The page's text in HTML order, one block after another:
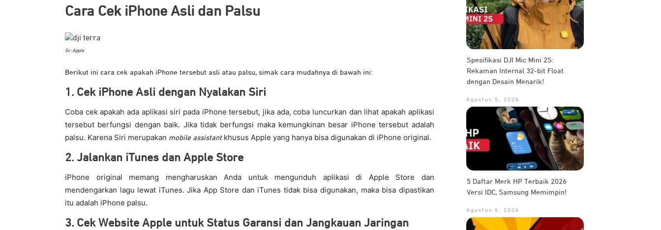
Cara Cek iPhone Asli dan Palsu
Sc: Apple
Berikut ini cara cek apakah iPhone tersebut asli atau palsu, simak cara mudahnya di bawah ini:
1. Cek iPhone Asli dengan Nyalakan Siri
Coba cek apakah ada aplikasi siri pada iPhone tersebut, jika ada, coba luncurkan dan lihat apakah aplikasi
tersebut berfungsi dengan baik. Jika tidak berfungsi maka kemungkinan besar iPhone tersebut adalah
palsu. Karena Siri merupakan mobile assistantkhusus Apple yang hanya bisa digunakan di iPhone original.
2. Jalankan iTunes dan Apple Store
iPhone original memang mengharuskan Anda untuk mengunduh aplikasi di Apple Store dan
mendengarkan lagu lewat iTunes. Jika App Store dan iTunes tidak bisa digunakan, maka bisa dipastikan
itu adalah iPhone palsu.
3. Cek Website Apple untuk Status Garansi dan Jangkauan Jaringan
Spesifikasi DJI Mic Mini 2S:
Rekaman Internal 32-bit Float
dengan Desain Menarik!
Agustus 5, 2026
5 Daftar Merk HP Terbaik 2026
Versi IDC, Samsung Memimpin!
Agustus 5, 2026